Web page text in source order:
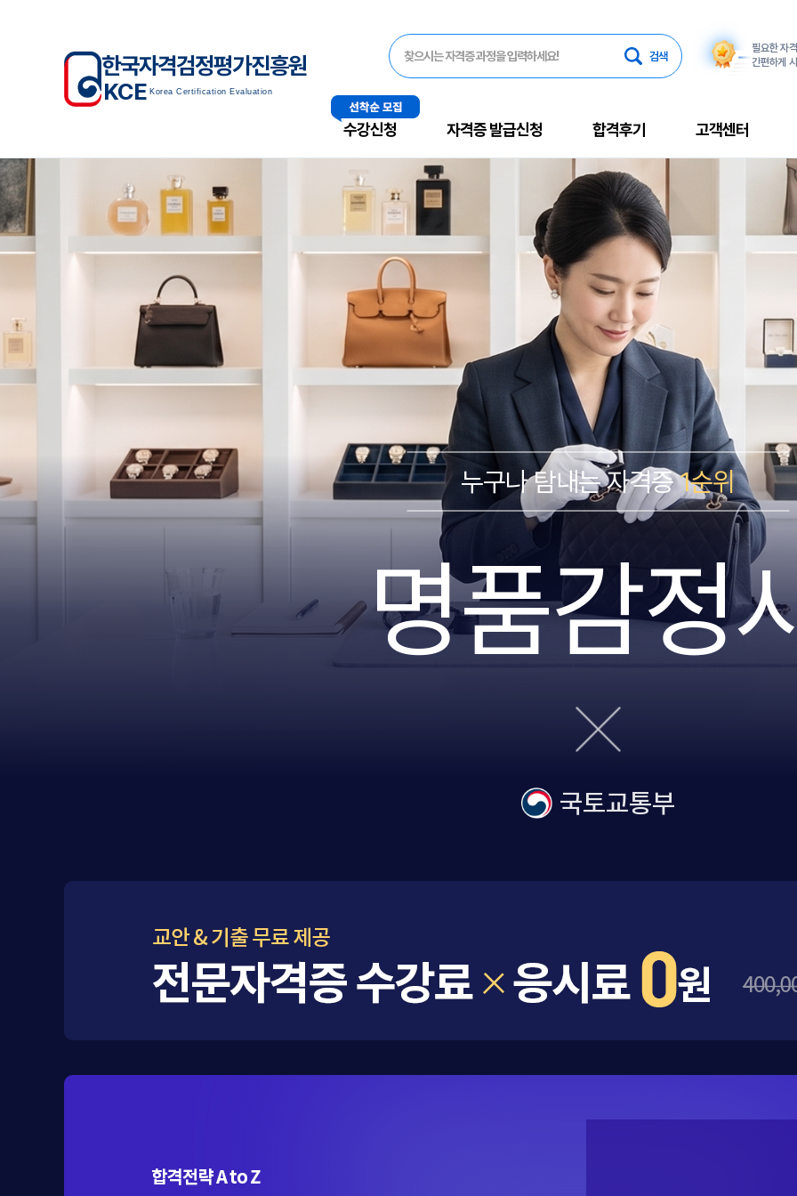
한국자격검정평가진흥원
KCE Korea Certification Evaluation
찾으시는 자격증 과정을 입력하세요!
필요한 자
간편하게
수강신청 자격증 발급신청 합격후기 고객센터
누구나 탐내는 자격증1순위
명품감정
국토교통부